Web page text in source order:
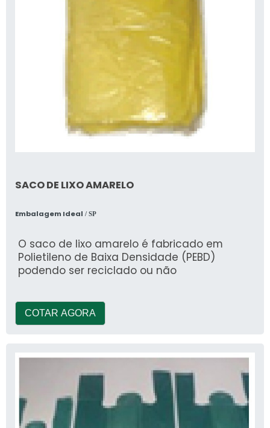
SACO DE LIXO AMARELO
Embalagem Ideal / SP
O saco de lixo amarelo é fabricado em
Polietileno de Baixa Densidade (PEBD)
podendo ser reciclado ou não
COTAR AGORA